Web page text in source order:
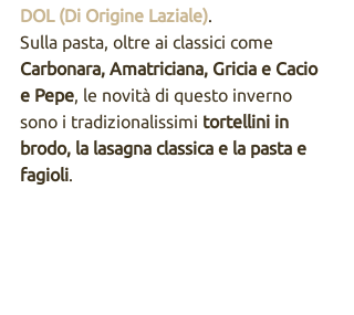
DOL (Di Origine Laziale)
Sulla pasta, oltre ai classici come
Carbonara, Amatriciana, Gricia e Cacio
e Pepe , le novità di questo inverno
sono i tradizionalissimi tortellini in
brodo, la lasagna classica e la pasta e
fagioli